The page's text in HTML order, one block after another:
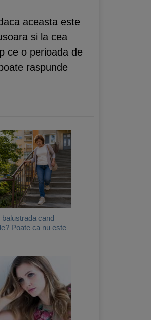
aceasta este
si la cea
ce o perioada de
raspunde
balustrada cand
Poate ca nu este